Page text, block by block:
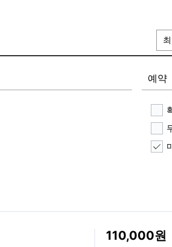
예약
110,000